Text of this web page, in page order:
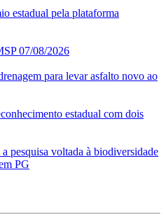
estadual pela plataforma
07/08/2026
para levar asfalto novo ao
estadual com dois
pesquisa voltada à biodiversidade
PG